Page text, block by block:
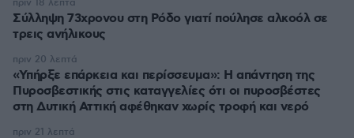
Σύλληψη 73χρονου στη Ρόδο γιατί πούλησε αλκοόλ σε
τρεις ανήλικους
πριν 18 λεπτά
«Υπήρξε επάρκεια και περίσσευμα»: Η απάντηση της
Πυροσβεστικής στις καταγγελίες ότι οι πυροσβέστες
στη Δυτική Αττική αφέθηκαν χωρίς τροφή και νερό
πριν 20 λεπτά
πριν 21 λεπτά